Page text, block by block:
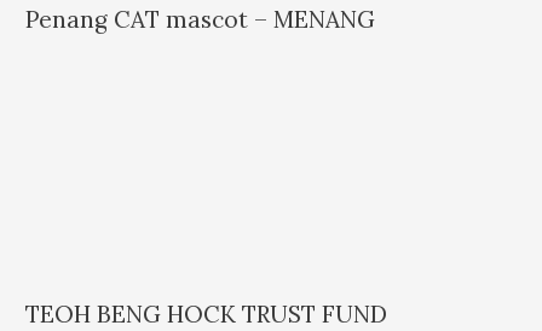
Penang CAT mascot – MENANG
TEOH BENG HOCK TRUST FUND